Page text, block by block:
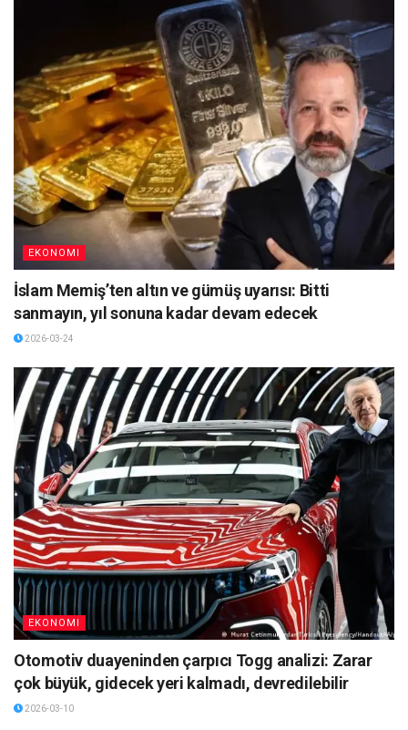
EKONOMI
İslam Memiş’ten altın ve gümüş uyarısı: Bitti
sanmayın, yıl sonuna kadar devam edecek
2026-03-24
EKONOMI
Otomotiv duayeninden çarpıcı Togg analizi: Zarar
çok büyük, gidecek yeri kalmadı, devredilebilir
2026-03-10